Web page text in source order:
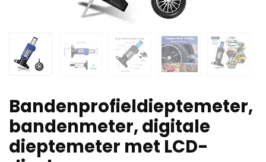
Bandenprofieldieptemeter,
bandenmeter, digitale
dieptemeter met LCD-